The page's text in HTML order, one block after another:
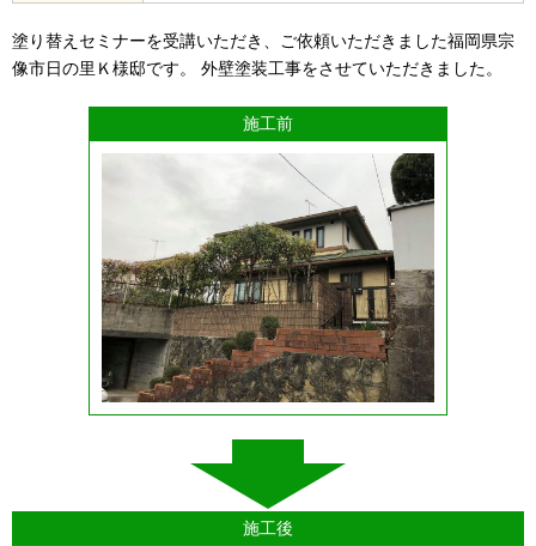
塗り替えセミナーを受講いただき、ご依頼いただきました福岡県宗
像市日の里Ｋ様邸です。 外壁塗装工事をさせていただきました。
施工前
施工後